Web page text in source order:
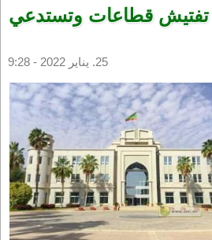
تفتيش قطاعات وتستدعي
25. يناير 2022 - 9:28